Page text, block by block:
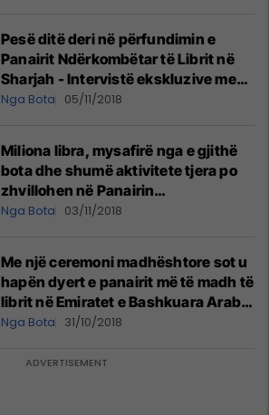
Pesë ditë deri në përfundimin e
Panairit Ndërkombëtar të Librit në
Sharjah - Intervistë ekskluzive me
Ahmed al Amri
Nga Bota 05/11/2018
Miliona libra, mysafirë nga e gjithë
bota dhe shumë aktivitete tjera po
zhvillohen në Panairin
Ndërkombëtar të Librit në Sharjah
Nga Bota 03/11/2018
Me një ceremoni madhështore sot u
hapën dyert e panairit më të madh të
librit në Emiratet e Bashkuara Arabe
“Sharjah International Book Fair”
Nga Bota 31/10/2018